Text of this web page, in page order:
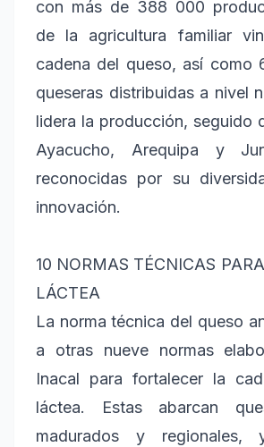
con más de 388 000
de la agricultura familiar
cadena del queso, así como
queseras distribuidas a nivel
lidera la producción, seguido
Ayacucho, Arequipa y
reconocidas por su
innovación.
10 NORMAS TÉCNICAS
LÁCTEA
La norma técnica del queso
a otras nueve normas
Inacal para fortalecer la
láctea. Estas abarcan
madurados y regionales,